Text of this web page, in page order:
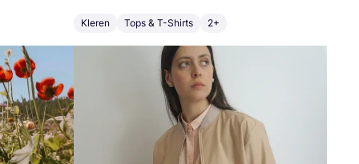
Kleren Tops & T-Shirts 2+